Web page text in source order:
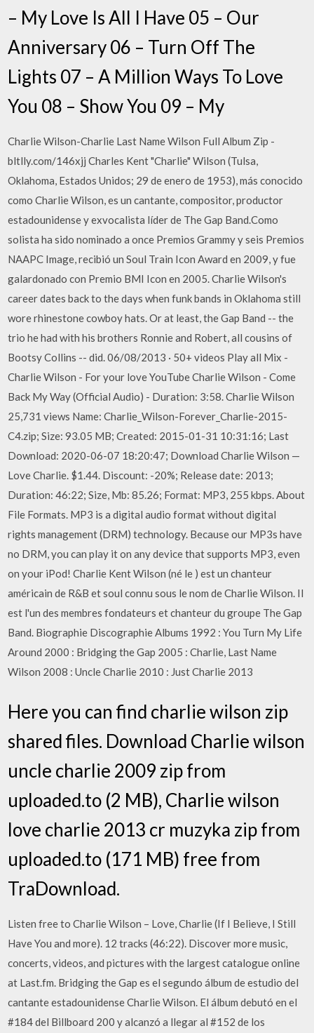
– My Love Is All I Have 05 – Our
Anniversary 06 – Turn Off The
Lights 07 – A Million Ways To Love
You 08 – Show You 09 – My
Charlie Wilson-Charlie Last Name Wilson Full Album Zip -
bltlly.com/146xjj Charles Kent "Charlie" Wilson (Tulsa,
Oklahoma, Estados Unidos; 29 de enero de 1953), más conocido
como Charlie Wilson, es un cantante, compositor, productor
estadounidense y exvocalista líder de The Gap Band.Como
solista ha sido nominado a once Premios Grammy y seis Premios
NAAPC Image, recibió un Soul Train Icon Award en 2009, y fue
galardonado con Premio BMI Icon en 2005. Charlie Wilson's
career dates back to the days when funk bands in Oklahoma still
wore rhinestone cowboy hats. Or at least, the Gap Band -- the
trio he had with his brothers Ronnie and Robert, all cousins of
Bootsy Collins -- did. 06/08/2013 · 50+ videos Play all Mix -
Charlie Wilson - For your love YouTube Charlie Wilson - Come
Back My Way (Official Audio) - Duration: 3:58. Charlie Wilson
25,731 views Name: Charlie_Wilson-Forever_Charlie-2015-
C4.zip; Size: 93.05 MB; Created: 2015-01-31 10:31:16; Last
Download: 2020-06-07 18:20:47; Download Charlie Wilson —
Love Charlie. $1.44. Discount: -20%; Release date: 2013;
Duration: 46:22; Size, Mb: 85.26; Format: MP3, 255 kbps. About
File Formats. MP3 is a digital audio format without digital
rights management (DRM) technology. Because our MP3s have
no DRM, you can play it on any device that supports MP3, even
on your iPod! Charlie Kent Wilson (né le ) est un chanteur
américain de R&B et soul connu sous le nom de Charlie Wilson. Il
est l'un des membres fondateurs et chanteur du groupe The Gap
Band. Biographie Discographie Albums 1992 : You Turn My Life
Around 2000 : Bridging the Gap 2005 : Charlie, Last Name
Wilson 2008 : Uncle Charlie 2010 : Just Charlie 2013
Here you can find charlie wilson zip
shared files. Download Charlie wilson
uncle charlie 2009 zip from
uploaded.to (2 MB), Charlie wilson
love charlie 2013 cr muzyka zip from
uploaded.to (171 MB) free from
TraDownload.
Listen free to Charlie Wilson – Love, Charlie (If I Believe, I Still
Have You and more). 12 tracks (46:22). Discover more music,
concerts, videos, and pictures with the largest catalogue online
at Last.fm. Bridging the Gap es el segundo álbum de estudio del
cantante estadounidense Charlie Wilson. El álbum debutó en el
#184 del Billboard 200 y alcanzó a llegar al #152 de los